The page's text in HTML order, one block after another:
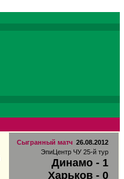
Сыгранный матч 26.08.2012
ЭпиЦентр ЧУ 25-й тур
Динамо - 1
Харьков - 0